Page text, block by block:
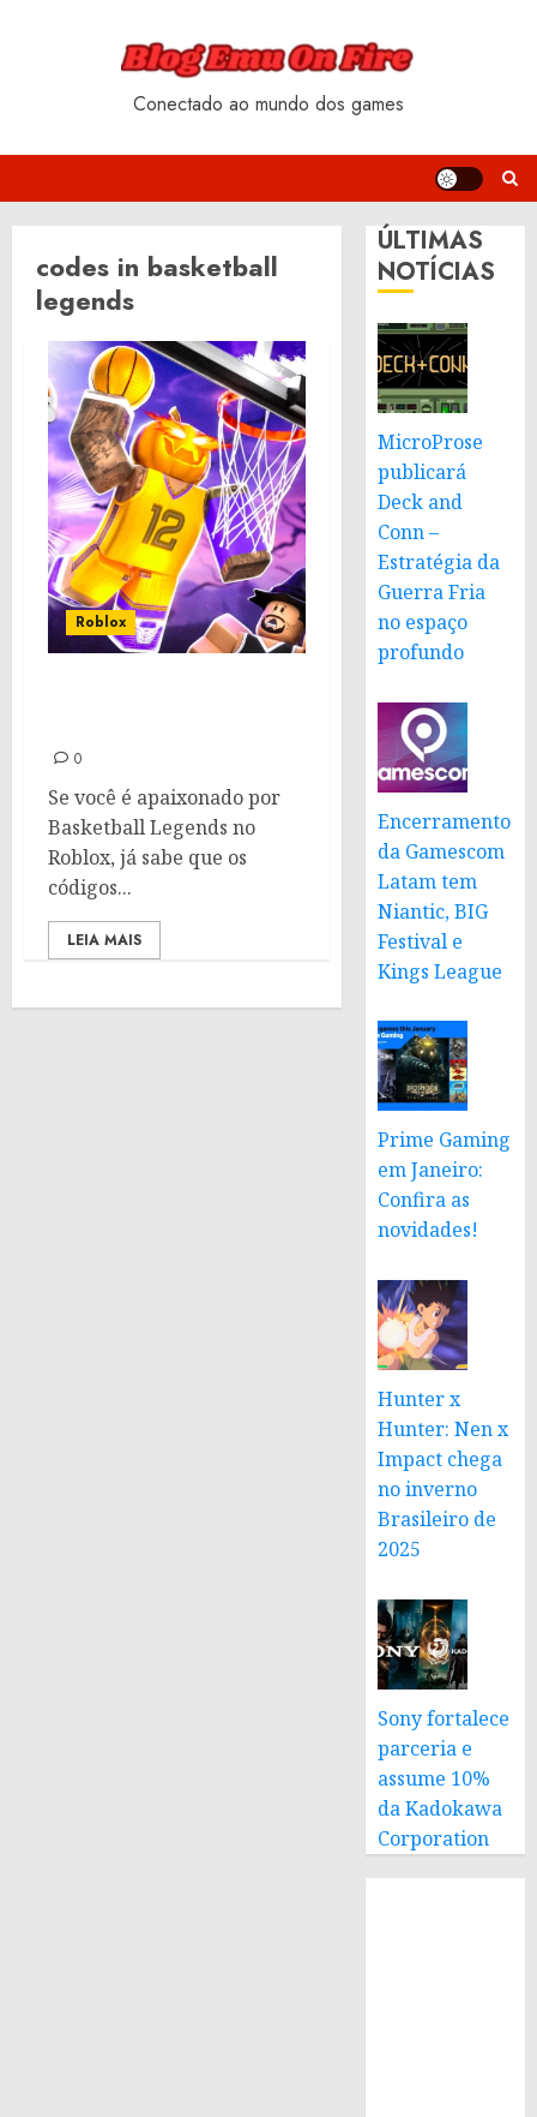
Conectado ao mundo dos games
codes in basketball
legends
Roblox
0
Se você é apaixonado por
Basketball Legends no
Roblox, já sabe que os
códigos...
LEIA MAIS
ÚLTIMAS
NOTÍCIAS
MicroProse
publicará
Deck and
Conn –
Estratégia da
Guerra Fria
no espaço
profundo
Encerramento
da Gamescom
Latam tem
Niantic, BIG
Festival e
Kings League
Prime Gaming
em Janeiro:
Confira as
novidades!
Hunter x
Hunter: Nen x
Impact chega
no inverno
Brasileiro de
2025
Sony fortalece
parceria e
assume 10%
da Kadokawa
Corporation